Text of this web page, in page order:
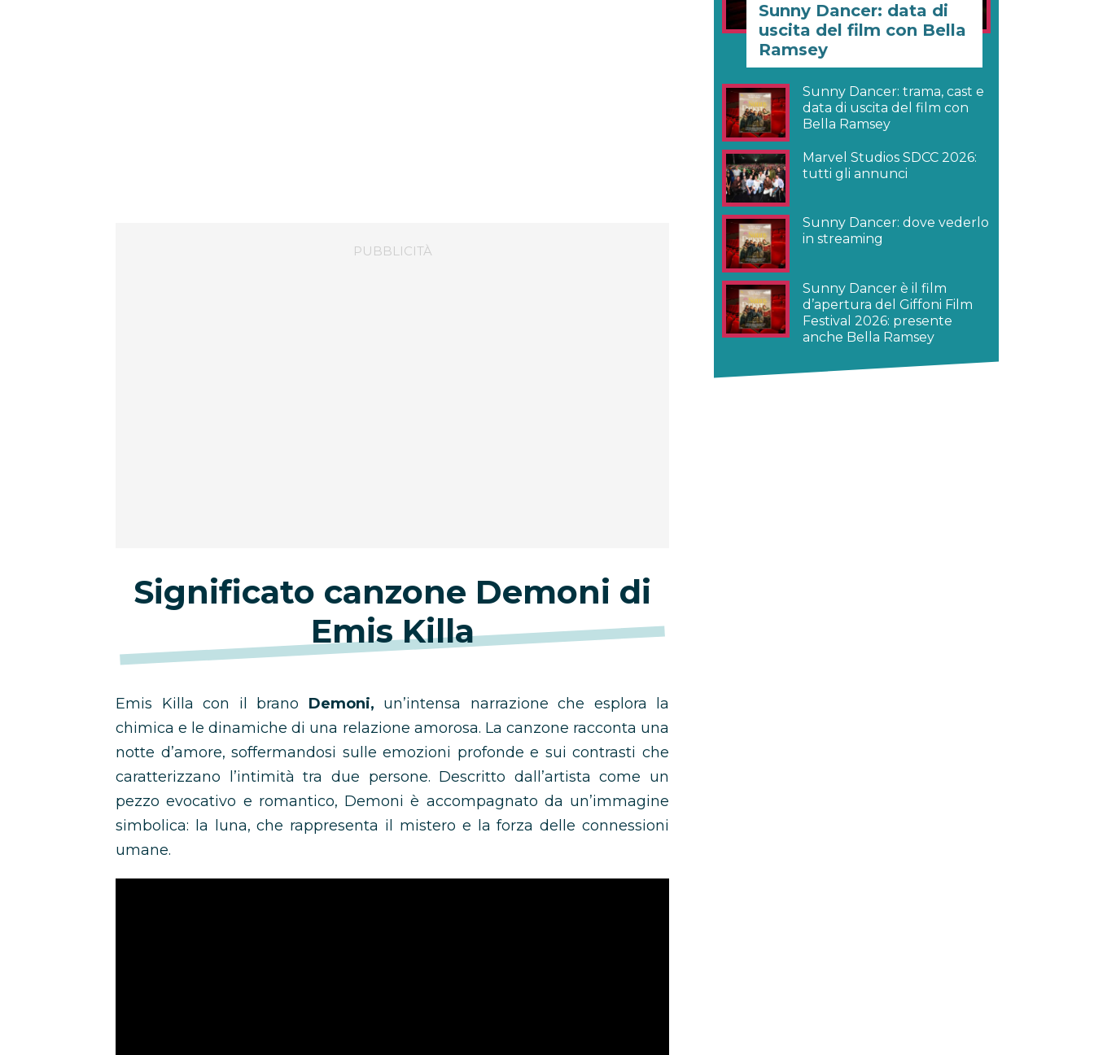
Significato canzone Demoni di
Emis Killa
Emis Killa con il brano Demoni, un’intensa narrazione che esplora la
chimica e le dinamiche di una relazione amorosa. La canzone racconta una
notte d’amore, soffermandosi sulle emozioni profonde e sui contrasti che
caratterizzano l’intimità tra due persone. Descritto dall’artista come un
pezzo evocativo e romantico, Demoni è accompagnato da un’immagine
simbolica: la luna, che rappresenta il mistero e la forza delle connessioni
umane.
Sunny Dancer: data di
uscita del film con Bella
Ramsey
Sunny Dancer: trama, cast e
data di uscita del film con
Bella Ramsey
Marvel Studios SDCC 2026:
tutti gli annunci
Sunny Dancer: dove vederlo
in streaming
Sunny Dancer è il film
d’apertura del Giffoni Film
Festival 2026: presente
anche Bella Ramsey